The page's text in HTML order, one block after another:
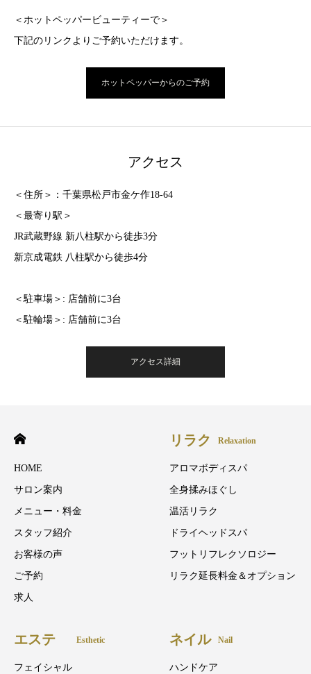
＜ホットペッパービューティーで＞
下記のリンクよりご予約いただけます。
ホットペッパーからのご予約
アクセス
＜住所＞：千葉県松戸市金ケ作18-64
＜最寄り駅＞
JR武蔵野線 新八柱駅から徒歩3分
新京成電鉄 八柱駅から徒歩4分
＜駐車場＞: 店舗前に3台
＜駐輪場＞: 店舗前に3台
アクセス詳細
HOME
サロン案内
メニュー・料金
スタッフ紹介
お客様の声
ご予約
求人
リラク Relaxation
アロマボディスパ
全身揉みほぐし
温活リラク
ドライヘッドスパ
フットリフレクソロジー
リラク延長料金＆オプション
エステ Esthetic
フェイシャル
ネイル Nail
ハンドケア